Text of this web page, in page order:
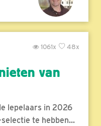
48x
1061x
van
lepelaars in 2026
te hebben...